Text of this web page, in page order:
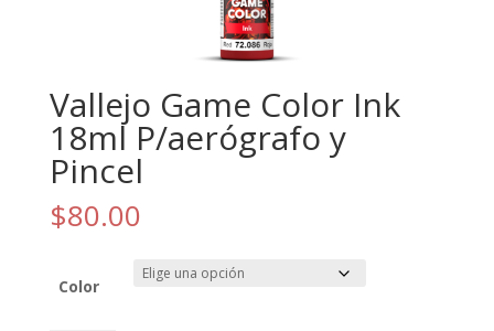
Vallejo Game Color Ink
18ml P/aerógrafo y
Pincel
$80.00
Color